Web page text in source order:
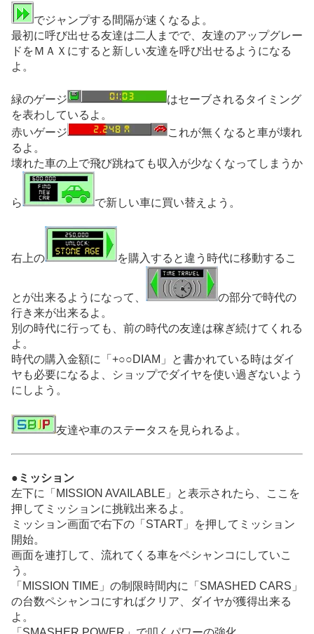
でジャンプする間隔が速くなるよ。
最初に呼び出せる友達は二人までで、友達のアップグレー
ドをＭＡＸにすると新しい友達を呼び出せるようになる
よ。
緑のゲージ
はセーブされるタイミング
を表わしているよ。
赤いゲージ
これが無くなると車が壊れ
るよ。
壊れた車の上で飛び跳ねても収入が少なくなってしまうか
ら で新しい車に買い替えよう。
右上の を購入すると違う時代に移動するこ
とが出来るようになって、
の部分で時代の
行き来が出来るよ。
別の時代に行っても、前の時代の友達は稼ぎ続けてくれる
よ。
時代の購入金額に「+○○DIAM」と書かれている時はダイ
ヤも必要になるよ、ショップでダイヤを使い過ぎないよう
にしよう。
友達や車のステータスを見られるよ。
●ミッション
左下に「MISSION AVAILABLE」と表示されたら、ここを
押してミッションに挑戦出来るよ。
ミッション画面で右下の「START」を押してミッション
開始。
画面を連打して、流れてくる車をペシャンコにしていこ
う。
「MISSION TIME」の制限時間内に「SMASHED CARS」
の台数ペシャンコにすればクリア、ダイヤが獲得出来る
よ。